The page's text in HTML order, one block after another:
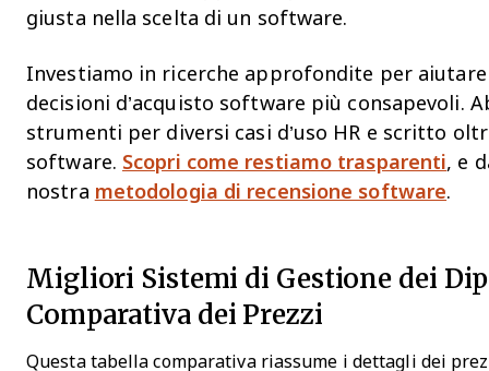
giusta nella scelta di un software.
Investiamo in ricerche approfondite per
decisioni d’acquisto software più consapevoli.
strumenti per diversi casi d’uso HR e scritto
software. Scopri come restiamo trasparenti, e
nostra metodologia di recensione software.
Migliori Sistemi di Gestione dei
Comparativa dei Prezzi
Questa tabella comparativa riassume i dettagli dei